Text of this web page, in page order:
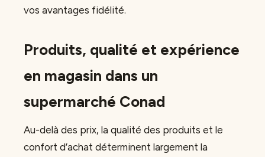
vos avantages fidélité.
Produits, qualité et expérience
en magasin dans un
supermarché Conad
Au-delà des prix, la qualité des produits et le
confort d’achat déterminent largement la